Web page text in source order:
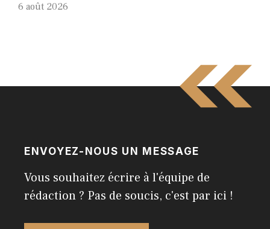
6 août 2026
ENVOYEZ-NOUS UN MESSAGE
Vous souhaitez écrire à l'équipe de
rédaction ? Pas de soucis, c'est par ici !